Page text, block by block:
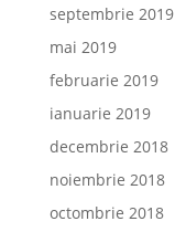
septembrie 2019
mai 2019
februarie 2019
ianuarie 2019
decembrie 2018
noiembrie 2018
octombrie 2018